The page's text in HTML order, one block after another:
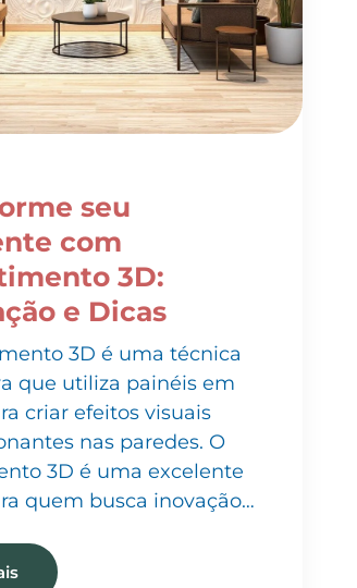
com
3D:
e Dicas
3D é uma técnica
que utiliza painéis em
criar efeitos visuais
nas paredes. O
3D é uma excelente
quem busca inovação…